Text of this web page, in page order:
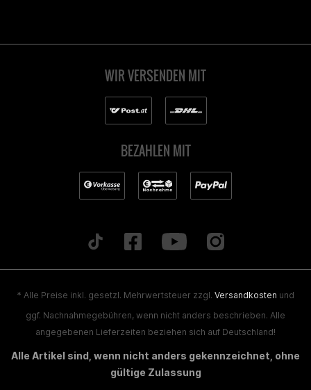
WIR VERSENDEN MIT
BEZAHLEN MIT
* Alle Preise inkl. gesetzl. Mehrwertsteuer zzgl. Versandkosten und
ggf. Nachnahmegebühren, wenn nicht anders beschrieben. Alle
angegebenen Lieferzeiten beziehen sich auf Deutschland!
Alle Artikel sind, wenn nicht anders gekennzeichnet, ohne
gültige Zulassung